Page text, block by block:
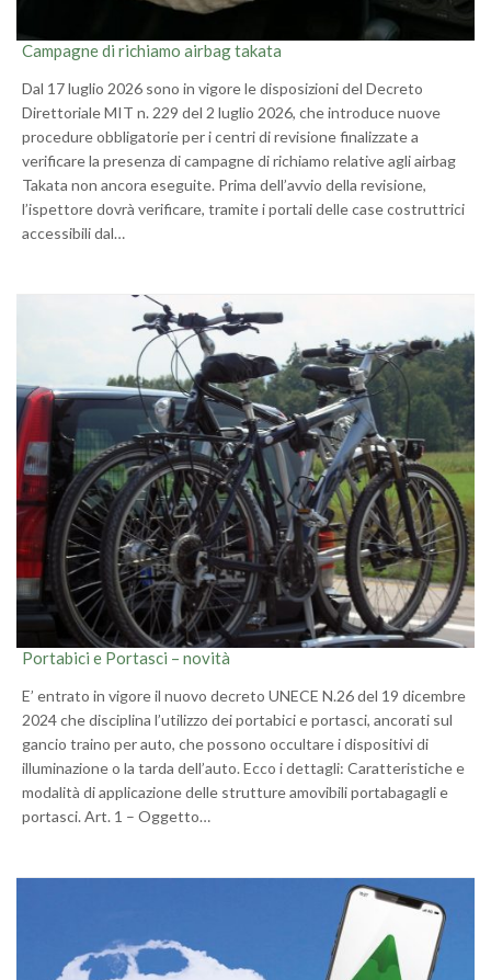
Campagne di richiamo airbag takata
Dal 17 luglio 2026 sono in vigore le disposizioni del Decreto
Direttoriale MIT n. 229 del 2 luglio 2026, che introduce nuove
procedure obbligatorie per i centri di revisione finalizzate a
verificare la presenza di campagne di richiamo relative agli airbag
Takata non ancora eseguite. Prima dell’avvio della revisione,
l’ispettore dovrà verificare, tramite i portali delle case costruttrici
accessibili dal…
Portabici e Portasci – novità
E’ entrato in vigore il nuovo decreto UNECE N.26 del 19 dicembre
2024 che disciplina l’utilizzo dei portabici e portasci, ancorati sul
gancio traino per auto, che possono occultare i dispositivi di
illuminazione o la tarda dell’auto. Ecco i dettagli: Caratteristiche e
modalità di applicazione delle strutture amovibili portabagagli e
portasci. Art. 1 – Oggetto…